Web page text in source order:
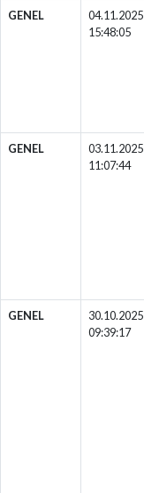
GENEL
04.11.2025
15:48:05
GENEL
03.11.2025
11:07:44
GENEL
30.10.2025
09:39:17